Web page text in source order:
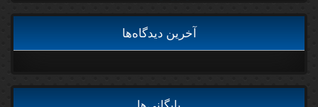
آخرین دیدگاه‌ها